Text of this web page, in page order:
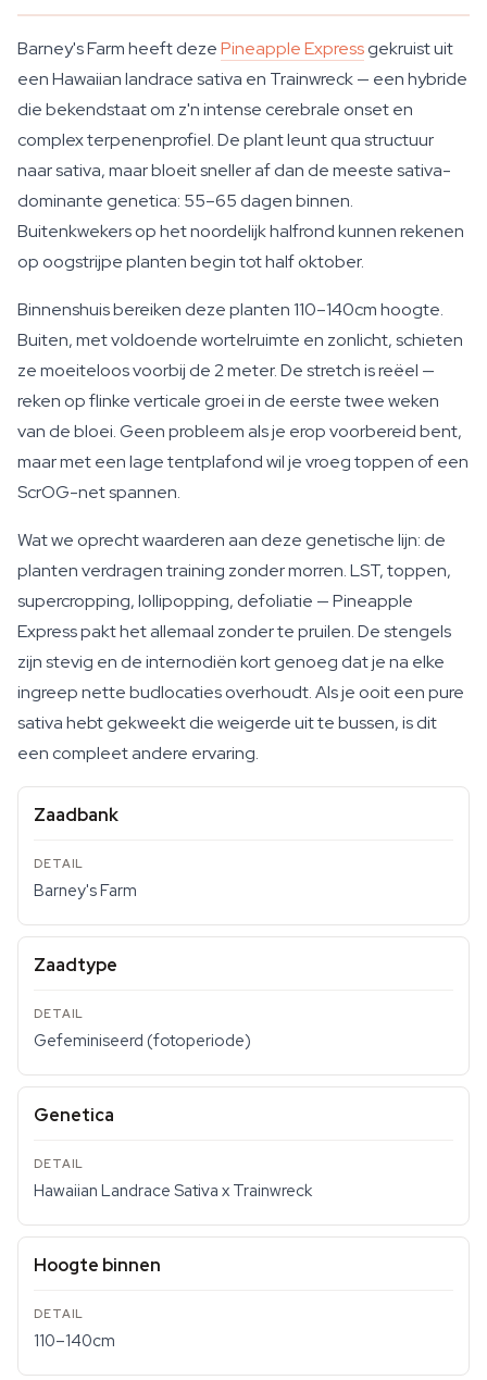
Barney's Farm heeft dezePineapple Expressgekruist uit
een Hawaiian landrace sativa en Trainwreck — een hybride
die bekendstaat om z'n intense cerebrale onset en
complex terpenenprofiel. De plant leunt qua structuur
naar sativa, maar bloeit sneller af dan de meeste sativa-
dominante genetica: 55–65 dagen binnen.
Buitenkwekers op het noordelijk halfrond kunnen rekenen
op oogstrijpe planten begin tot half oktober.
Binnenshuis bereiken deze planten 110–140cm hoogte.
Buiten, met voldoende wortelruimte en zonlicht, schieten
ze moeiteloos voorbij de 2 meter. De stretch is reëel —
reken op flinke verticale groei in de eerste twee weken
van de bloei. Geen probleem als je erop voorbereid bent,
maar met een lage tentplafond wil je vroeg toppen of een
ScrOG-net spannen.
Wat we oprecht waarderen aan deze genetische lijn: de
planten verdragen training zonder morren. LST, toppen,
supercropping, lollipopping, defoliatie — Pineapple
Express pakt het allemaal zonder te pruilen. De stengels
zijn stevig en de internodiën kort genoeg dat je na elke
ingreep nette budlocaties overhoudt. Als je ooit een pure
sativa hebt gekweekt die weigerde uit te bussen, is dit
een compleet andere ervaring.
Zaadbank
Barney's Farm
Zaadtype
Gefeminiseerd (fotoperiode)
Genetica
Hawaiian Landrace Sativa x Trainwreck
Hoogte binnen
110–140cm